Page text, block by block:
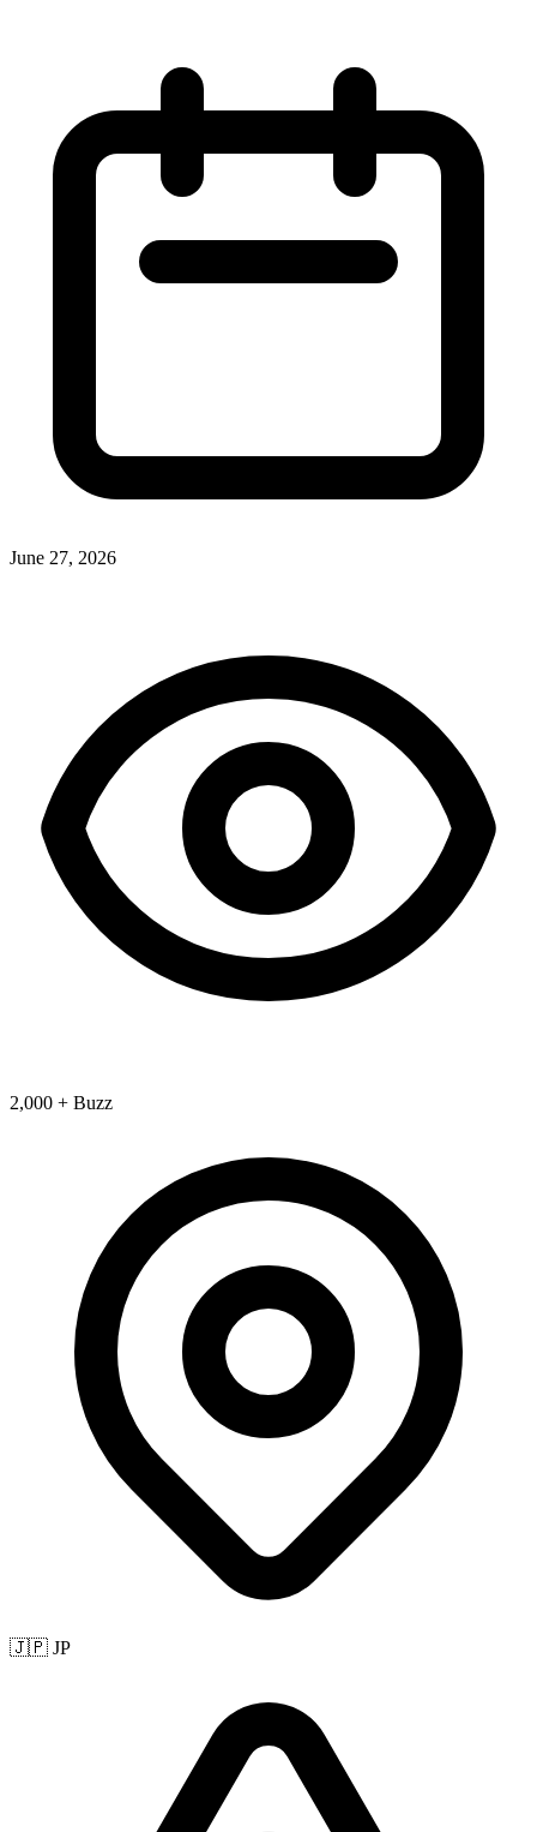
June 27, 2026
2,000 + Buzz
🇯🇵 JP